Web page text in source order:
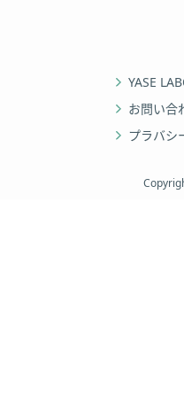
YASE
お問い合
プラバシ